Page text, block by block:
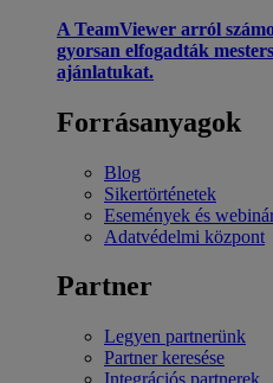
A TeamViewer arról
gyorsan elfogadták
ajánlatukat.
Forrásanyagok
Blog
Sikertörténetek
Események és
Adatvédelmi központ
Partner
Legyen partnerünk
Partner keresése